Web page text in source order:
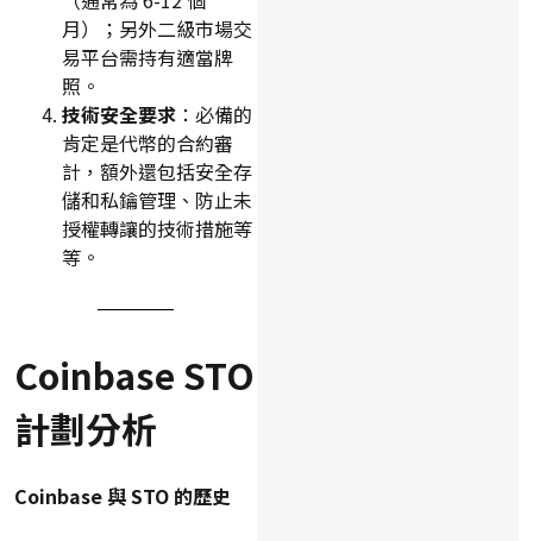
月）；另外二級市場交
易平台需持有適當牌
照。
技術安全要求 ：必備的
肯定是代幣的合約審
計，額外還包括安全存
儲和私鑰管理、防止未
授權轉讓的技術措施等
等。
Coinbase STO
計劃分析
Coinbase 與 STO 的歷史